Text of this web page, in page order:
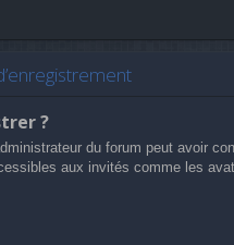
?
du forum peut avoir
aux invités comme les